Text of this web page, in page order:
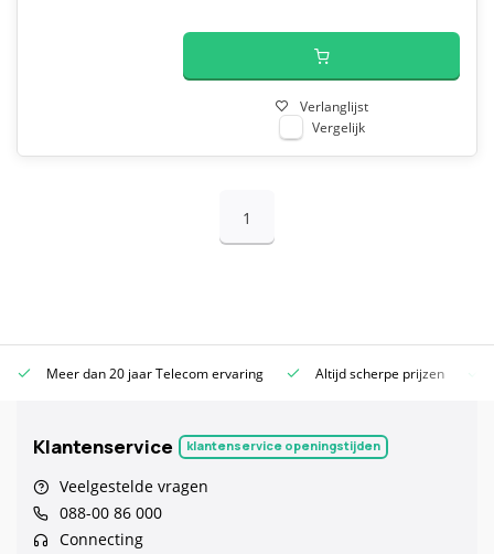
Verlanglijst
Vergelijk
1
Meer dan 20 jaar Telecom ervaring Altijd scherpe prijzen
Klantenservice klantenservice openingstijden
Veelgestelde vragen
088-00 86 000
Connecting